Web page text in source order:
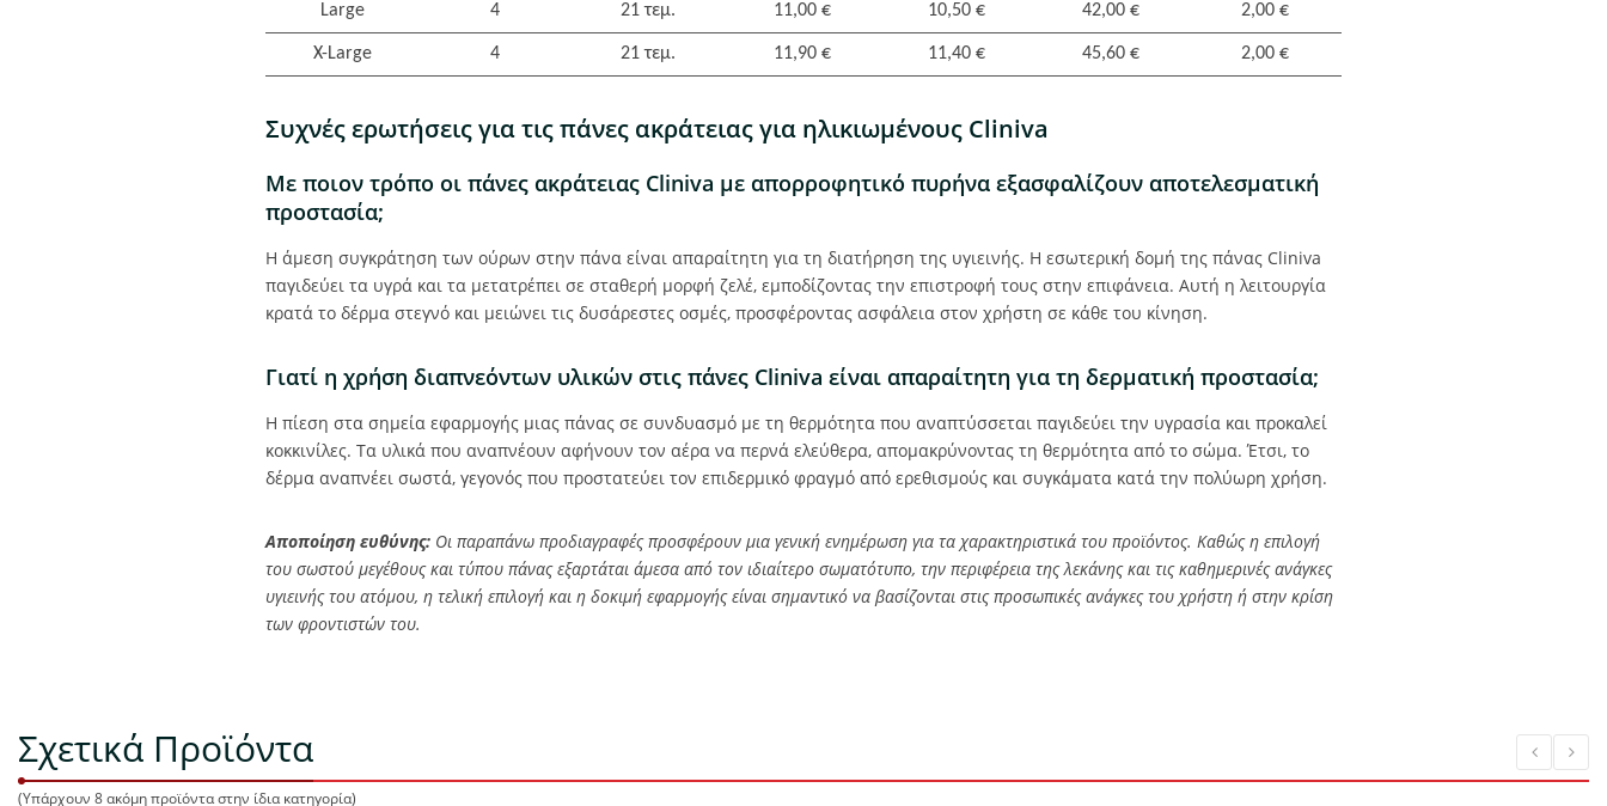
Large 4 21 τεμ. 11,00 € 10,50 € 42,00 € 2,00 €
X-Large 4 21 τεμ. 11,90 € 11,40 € 45,60 € 2,00 €
Συχνές ερωτήσεις για τις πάνες ακράτειας για ηλικιωμένους Cliniva
Με ποιον τρόπο οι πάνες ακράτειας Cliniva με απορροφητικό πυρήνα εξασφαλίζουν αποτελεσματική
προστασία;
Η άμεση συγκράτηση των ούρων στην πάνα είναι απαραίτητη για τη διατήρηση της υγιεινής. Η εσωτερική δομή της πάνας Cliniva
παγιδεύει τα υγρά και τα μετατρέπει σε σταθερή μορφή ζελέ, εμποδίζοντας την επιστροφή τους στην επιφάνεια. Αυτή η λειτουργία
κρατά το δέρμα στεγνό και μειώνει τις δυσάρεστες οσμές, προσφέροντας ασφάλεια στον χρήστη σε κάθε του κίνηση.
Γιατί η χρήση διαπνεόντων υλικών στις πάνες Cliniva είναι απαραίτητη για τη δερματική προστασία;
H πίεση στα σημεία εφαρμογής μιας πάνας σε συνδυασμό με τη θερμότητα που αναπτύσσεται παγιδεύει την υγρασία και προκαλεί
κοκκινίλες. Τα υλικά που αναπνέουν αφήνουν τον αέρα να περνά ελεύθερα, απομακρύνοντας τη θερμότητα από το σώμα. Έτσι, το
δέρμα αναπνέει σωστά, γεγονός που προστατεύει τον επιδερμικό φραγμό από ερεθισμούς και συγκάματα κατά την πολύωρη χρήση.
Αποποίηση ευθύνης: Οι παραπάνω προδιαγραφές προσφέρουν μια γενική ενημέρωση για τα χαρακτηριστικά του προϊόντος. Καθώς η επιλογή
του σωστού μεγέθους και τύπου πάνας εξαρτάται άμεσα από τον ιδιαίτερο σωματότυπο, την περιφέρεια της λεκάνης και τις καθημερινές ανάγκες
υγιεινής του ατόμου, η τελική επιλογή και η δοκιμή εφαρμογής είναι σημαντικό να βασίζονται στις προσωπικές ανάγκες του χρήστη ή στην κρίση
των φροντιστών του.
Σχετικά Προϊόντα
(Υπάρχουν 8 ακόμη προϊόντα στην ίδια κατηγορία)